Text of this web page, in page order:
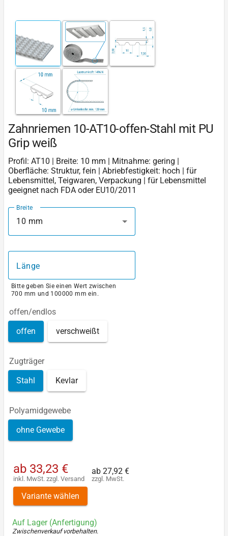
Zahnriemen 10-AT10-offen-Stahl mit PU
Grip weiß
Profil: AT10 | Breite: 10 mm | Mitnahme: gering |
Oberfläche: Struktur, fein | Abriebfestigkeit: hoch | für
Lebensmittel, Teigwaren, Verpackung | für Lebensmittel
geeignet nach FDA oder EU10/2011
Breite
10 mm
Länge
Bitte geben Sie einen Wert zwischen
700 mm und 100000 mm ein.
offen/endlos
offen verschweißt
Zugträger
Stahl Kevlar
Polyamidgewebe
ohne Gewebe
ab 33,23 €
inkl. MwSt. zzgl. Versand
ab 27,92 €
zzgl. MwSt.
Variante wählen
Auf Lager (Anfertigung)
Zwischenverkauf vorbehalten.